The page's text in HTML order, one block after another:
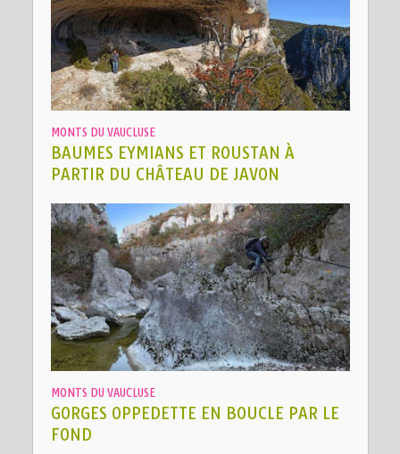
MONTS DU VAUCLUSE
BAUMES EYMIANS ET ROUSTAN À
PARTIR DU CHÂTEAU DE JAVON
MONTS DU VAUCLUSE
GORGES OPPEDETTE EN BOUCLE PAR LE
FOND